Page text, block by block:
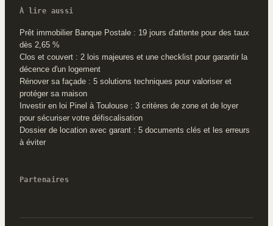
À lire aussi
Prêt immobilier Banque Postale : 19 jours d'attente pour des taux
dès 2,65 %
Clos et couvert : 2 lois majeures et une checklist pour garantir la
décence d'un logement
Rénover sa façade : 5 solutions techniques pour valoriser et
protéger sa maison
Investir en loi Pinel à Toulouse : 3 critères de zone et de loyer
pour sécuriser votre défiscalisation
Dossier de location avec garant : 5 documents clés et les erreurs
à éviter
Partenaires